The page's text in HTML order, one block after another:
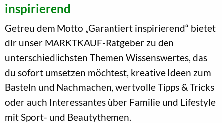
inspirierend
Getreu dem Motto „Garantiert inspirierend“ bietet
dir unser MARKTKAUF-Ratgeber zu den
unterschiedlichsten Themen Wissenswertes, das
du sofort umsetzen möchtest, kreative Ideen zum
Basteln und Nachmachen, wertvolle Tipps & Tricks
oder auch Interessantes über Familie und Lifestyle
mit Sport- und Beautythemen.